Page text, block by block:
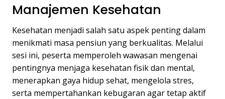
Manajemen Kesehatan
Kesehatan menjadi salah satu aspek penting dalam
menikmati masa pensiun yang berkualitas. Melalui
sesi ini, peserta memperoleh wawasan mengenai
pentingnya menjaga kesehatan fisik dan mental,
menerapkan gaya hidup sehat, mengelola stres,
serta mempertahankan kebugaran agar tetap aktif